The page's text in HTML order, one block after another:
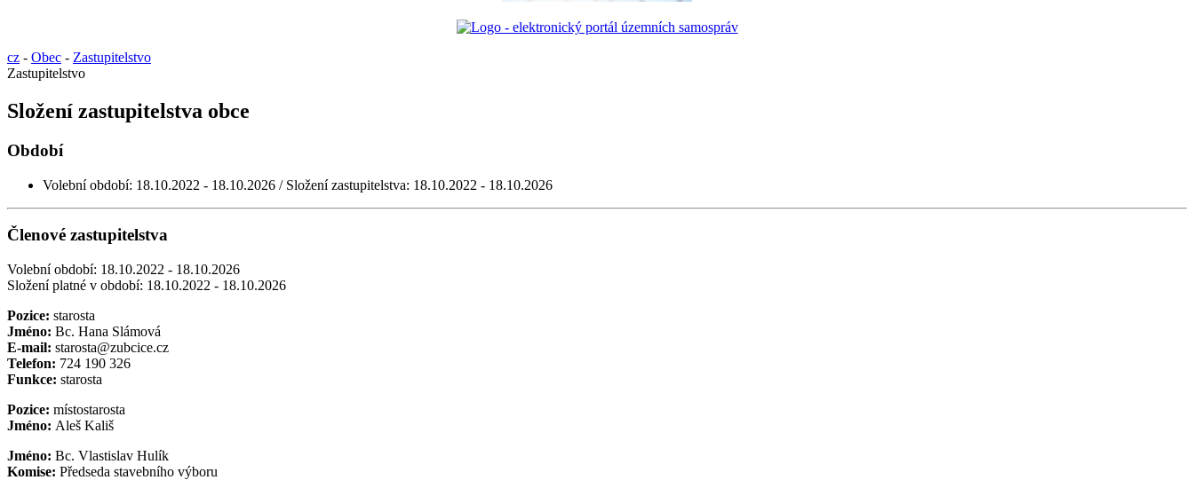
cz - Obec - Zastupitelstvo
Zastupitelstvo
Složení zastupitelstva obce
Období
Volební období: 18.10.2022 - 18.10.2026 / Složení zastupitelstva: 18.10.2022 - 18.10.2026
Členové zastupitelstva
Volební období: 18.10.2022 - 18.10.2026
Složení platné v období: 18.10.2022 - 18.10.2026
Pozice: starosta
Jméno: Bc. Hana Slámová
E-mail: starosta@zubcice.cz
Telefon: 724 190 326
Funkce: starosta
Pozice: místostarosta
Jméno: Aleš Kališ
Jméno: Bc. Vlastislav Hulík
Komise: Předseda stavebního výboru